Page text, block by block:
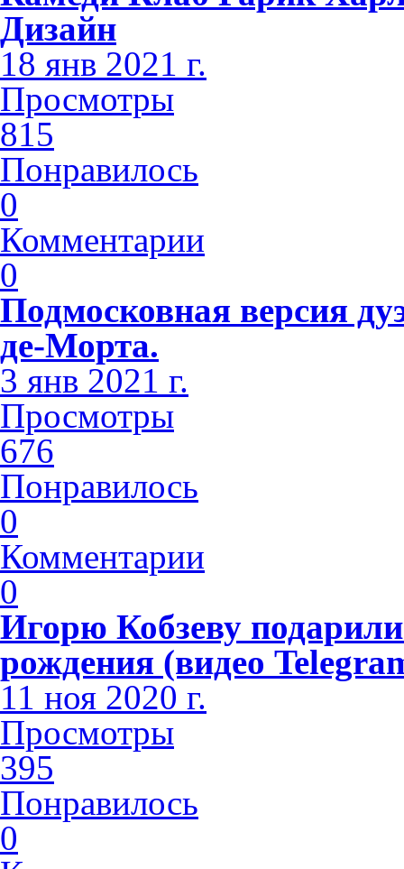
Дизайн
18 янв 2021 г.
Просмотры
815
Понравилось
0
Комментарии
0
Подмосковная версия
де-Морта.
3 янв 2021 г.
Просмотры
676
Понравилось
0
Комментарии
0
Игорю Кобзеву
рождения (видео
11 ноя 2020 г.
Просмотры
395
Понравилось
0